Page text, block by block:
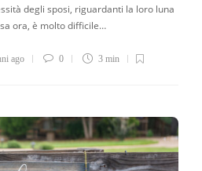
degli sposi, riguardanti la loro luna
ora, è molto difficile…
ago 0 3 min